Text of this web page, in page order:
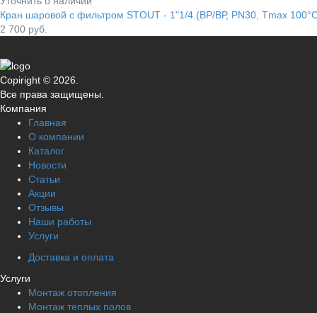
Кран шаровой с фильтром STOUT - 1"1/4 (ВР/ВР, PN30, Tmax
2 700 руб.
Copiright © 2026.
Все права защищены.
Компания
Главная
О компании
Каталог
Новости
Статьи
Акции
Отзывы
Наши работы
Услуги
Доставка и оплата
Услуги
Монтаж отопления
Монтаж теплых полов